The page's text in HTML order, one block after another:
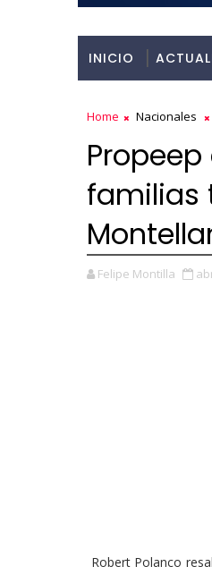
INICIO
Home Nacionales
familias
Felipe Montilla
Robert Polanco